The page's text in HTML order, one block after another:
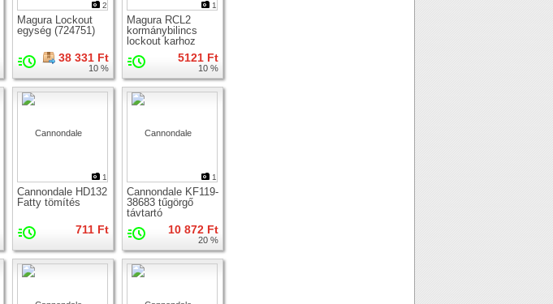
2
Magura Lockout
egység (724751)
38 331 Ft
10 %
1
Magura RCL2
kormánybilincs
lockout karhoz
5121 Ft
10 %
1
Cannondale HD132
Fatty tömítés
711 Ft
1
Cannondale KF119-
38683 tűgörgő
távtartó
10 872 Ft
20 %